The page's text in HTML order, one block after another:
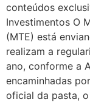
conteúdos
Investimentos O
(MTE) está
realizam a
ano, conforme a
encaminhadas
oficial da pasta,